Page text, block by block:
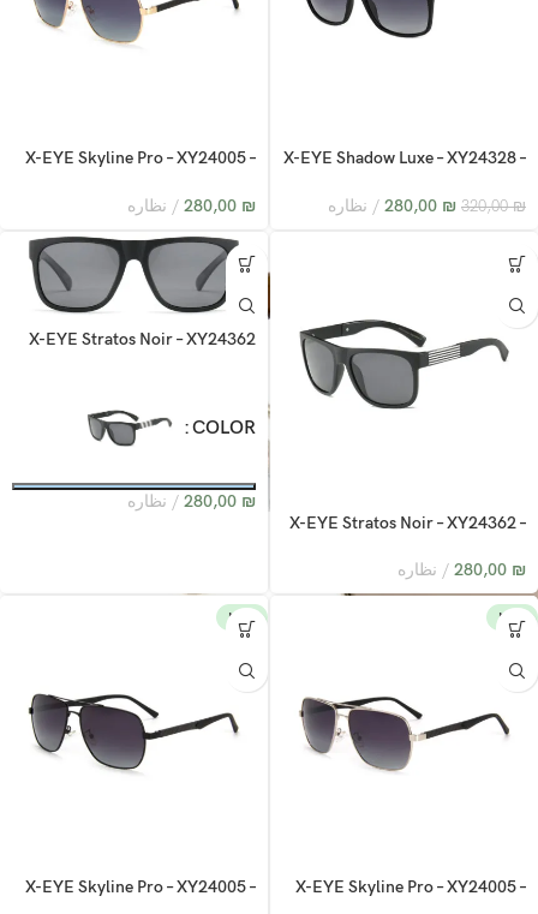
X-EYE Shadow Luxe – XY24328 –
320,00₪
280,00 ₪ نظاره
X-EYE Skyline Pro – XY24005 –
280,00 ₪ نظاره
X-EYE Stratos Noir – XY24362 –
280,00 ₪ نظاره
X-EYE Stratos Noir – XY24362
COLOR
280,00 ₪ نظاره
NEW
X-EYE Skyline Pro – XY24005 –
NEW
X-EYE Skyline Pro – XY24005 –